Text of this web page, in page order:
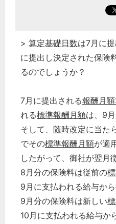
> 算定基礎日数は7月に
に提出し決定された保険
るのでしょうか？
7月に提出される報酬月
れる標準報酬月額は、9
そして、 随時改定に当た
でその標準報酬月額が適
したがって、御社が翌月
8月分の保険料は従前の
9月に支払われる給与から
9月分の保険料は新しい
10月に支払われる給与か